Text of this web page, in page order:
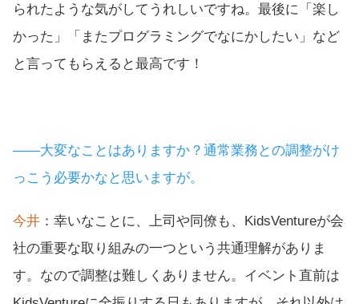
られたような気がしてうれしいですね。最後に「楽し
かった」「またプログラミングでなにかしたい」など
と言ってもらえると最高です！
――大変なことはありますか？通常業務との調整がけ
っこう必要かなと思いますが。
今井 ：幸いなことに、上司や同僚も、KidsVentureが会
社の重要な取り組みの一つという共通理解がありま
す。なので調整は難しくありません。イベント直前は